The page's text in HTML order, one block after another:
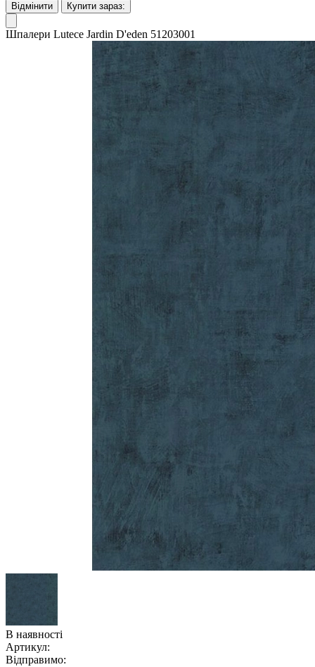
Відмінити Купити зараз:
Шпалери Lutece Jardin D'eden 51203001
В наявності
Артикул:
Відправимо: